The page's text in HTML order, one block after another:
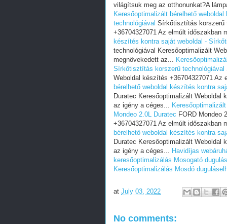
világítsuk meg az otthonunkat?A
Keresőoptimalizált bérelhető
technológiával Sírkőtisztítás korszerű
+36704327071 Az elmúlt időszakban
készítés kontra saját weboldal -
technológiával Keresőoptimalizált
megnövekedett az...
Sírkőtisztítás korszerű technológiával
Weboldal készítés +36704327071 Az
bérelhető weboldal készítés kontra
Duratec Keresőoptimalizált Weboldal
az igény a céges...
Mondeo 2.0L Duratec FORD Mondeo
+36704327071 Az elmúlt időszakban
bérelhető weboldal készítés kontra
Duratec Keresőoptimalizált Weboldal
az igény a céges... Havidíjas
keresőoptimalizálás Mosogató
Keresőoptimalizálás Mosdó
at July 03, 2022
No comments: